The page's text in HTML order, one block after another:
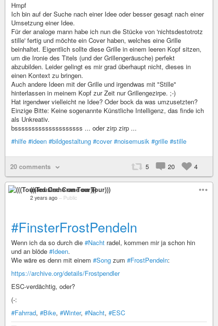
Hmpf
Ich bin auf der Suche nach einer Idee oder besser gesagt nach einer
Umsetzung einer Idee.
Für der analoge mann habe ich nun die Stücke von 'nichtsdestotrotz
stille' fertig und möchte ein Cover haben, welches eine Grille
beinhaltet. Eigentlich sollte diese Grille in einem leeren Kopf sitzen,
um die Ironie des Titels (und der Grillengeräusche) perfekt
abzubilden. Leider gelingt es mir grad überhaupt nicht, dieses in
einen Kontext zu bringen.
Auch andere Ideen mit der Grille und irgendwas mit "Stille"
hinterlassen in meinem Kopf zur Zeit nur Grillengezirpe. ;-)
Hat irgendwer vielleicht ne Idee? Oder bock da was umzusetzten?
Einzige Bitte: Keine sogenannte Künstliche Intelligenz, das finde ich
als Unkreativ.
bssssssssssssssssssss ... oder zirp zirp ...
#hilfe #ideen #bildgestaltung #cover #noisemusik #grille #stille
20 comments 5 20 4
(((Tousled Crane on Tour)))
2 years ago – Public
#FinsterFrostPendeln
Wenn ich da so durch die #Nacht radel, kommen mir ja schon hin
und an blöde #Ideen.
Wie wäre es denn mit einem #Song zum #FrostPendeln:
https://archive.org/details/Frostpendler
ESC-verdächtig, oder?
(-:
#Fahrrad, #Bike, #Winter, #Nacht, #ESC